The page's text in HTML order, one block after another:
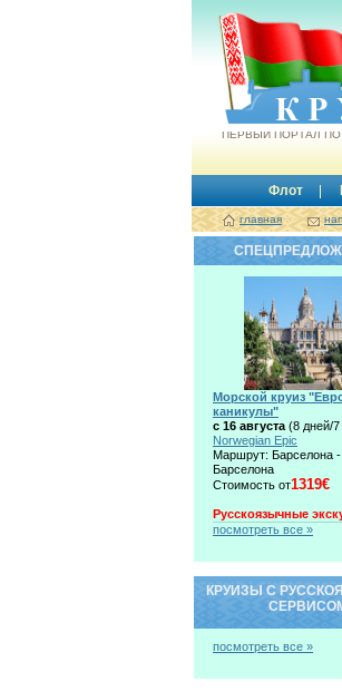
ПЕРВЫЙ ПОРТАЛ
Флот
главная
Морской круиз
каникулы"
с 16 августа (8 дней/7
Norwegian Epic
Маршрут: Барселона -
Барселона
Стоимость от1319€
Русскоязычные
посмотреть все »
КРУИЗЫ С
посмотреть все »